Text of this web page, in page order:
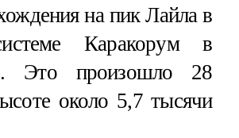
на пик Лайла в
Каракорум в
Это произошло 28
около 5,7 тысячи